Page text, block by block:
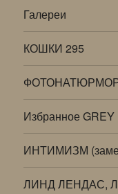
Галереи
КОШКИ 295
Избранное
ИНТИМИЗМ
ЛИНД ЛЕНДАС,